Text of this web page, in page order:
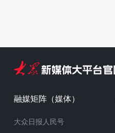
融媒矩阵（媒体）
大众日报人民号